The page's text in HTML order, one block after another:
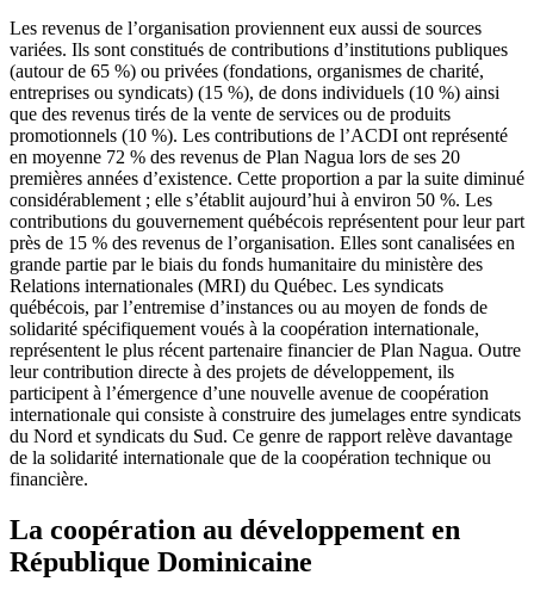
Les revenus de l’organisation proviennent eux aussi de sources
variées. Ils sont constitués de contributions d’institutions publiques
(autour de 65 %) ou privées (fondations, organismes de charité,
entreprises ou syndicats) (15 %), de dons individuels (10 %) ainsi
que des revenus tirés de la vente de services ou de produits
promotionnels (10 %). Les contributions de l’ACDI ont représenté
en moyenne 72 % des revenus de Plan Nagua lors de ses 20
premières années d’existence. Cette proportion a par la suite diminué
considérablement ; elle s’établit aujourd’hui à environ 50 %. Les
contributions du gouvernement québécois représentent pour leur part
près de 15 % des revenus de l’organisation. Elles sont canalisées en
grande partie par le biais du fonds humanitaire du ministère des
Relations internationales (MRI) du Québec. Les syndicats
québécois, par l’entremise d’instances ou au moyen de fonds de
solidarité spécifiquement voués à la coopération internationale,
représentent le plus récent partenaire financier de Plan Nagua. Outre
leur contribution directe à des projets de développement, ils
participent à l’émergence d’une nouvelle avenue de coopération
internationale qui consiste à construire des jumelages entre syndicats
du Nord et syndicats du Sud. Ce genre de rapport relève davantage
de la solidarité internationale que de la coopération technique ou
financière.
La coopération au développement en
République Dominicaine